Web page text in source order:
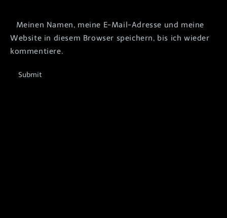
Meinen Namen, meine E-Mail-Adresse und meine
Website in diesem Browser speichern, bis ich wieder
kommentiere.
Submit